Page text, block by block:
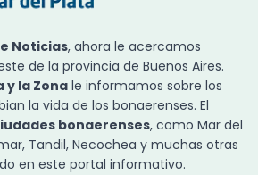
Noticias, ahora le acercamos
de la provincia de Buenos Aires.
y la Zona le informamos sobre los
la vida de los bonaerenses. El
bonaerenses, como Mar del
Tandil, Necochea y muchas otras
en este portal informativo.